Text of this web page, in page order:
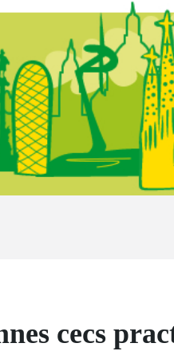
cecs